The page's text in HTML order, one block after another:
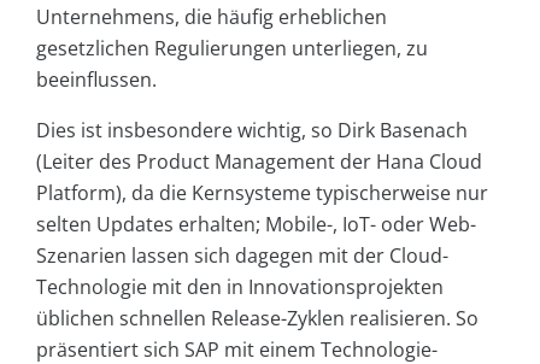
Unternehmens, die häufig erheblichen
gesetzlichen Regulierungen unterliegen, zu
beeinflussen.
Dies ist insbesondere wichtig, so Dirk Basenach
(Leiter des Product Management der Hana Cloud
Platform), da die Kernsysteme typischerweise nur
selten Updates erhalten; Mobile-, IoT- oder Web-
Szenarien lassen sich dagegen mit der Cloud-
Technologie mit den in Innovationsprojekten
üblichen schnellen Release-Zyklen realisieren. So
präsentiert sich SAP mit einem Technologie-